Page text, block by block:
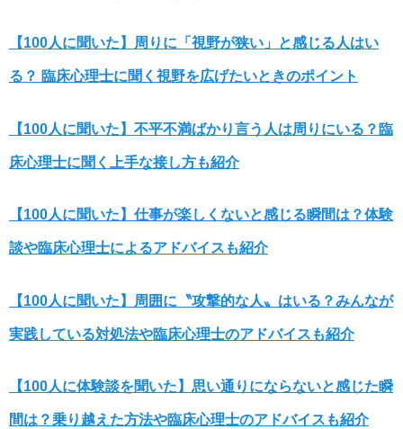
【100人に聞いた】周りに「視野が狭い」と感じる人はい
る？ 臨床心理士に聞く視野を広げたいときのポイント
【100人に聞いた】不平不満ばかり言う人は周りにいる？臨
床心理士に聞く上手な接し方も紹介
【100人に聞いた】仕事が楽しくないと感じる瞬間は？体験
談や臨床心理士によるアドバイスも紹介
【100人に聞いた】周囲に〝攻撃的な人〟はいる？みんなが
実践している対処法や臨床心理士のアドバイスも紹介
【100人に体験談を聞いた】思い通りにならないと感じた瞬
間は？乗り越えた方法や臨床心理士のアドバイスも紹介